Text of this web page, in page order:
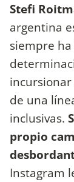
Stefi
argentina
siempre
de una
inclusivas.
propio
Instagram